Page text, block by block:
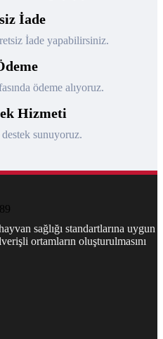
İade
İade yapabilirsiniz.
ödeme alıyoruz.
Hizmeti
sunuyoruz.
sağlığı standartlarına uygun
ortamların oluşturulmasını